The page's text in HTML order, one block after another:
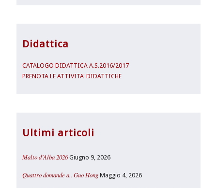
Didattica
CATALOGO DIDATTICA A.S.2016/2017
PRENOTA LE ATTIVITA' DIDATTICHE
Ultimi articoli
Malto d’Alba 2026 Giugno 9, 2026
Quattro domande a.. Guo Hong Maggio 4, 2026